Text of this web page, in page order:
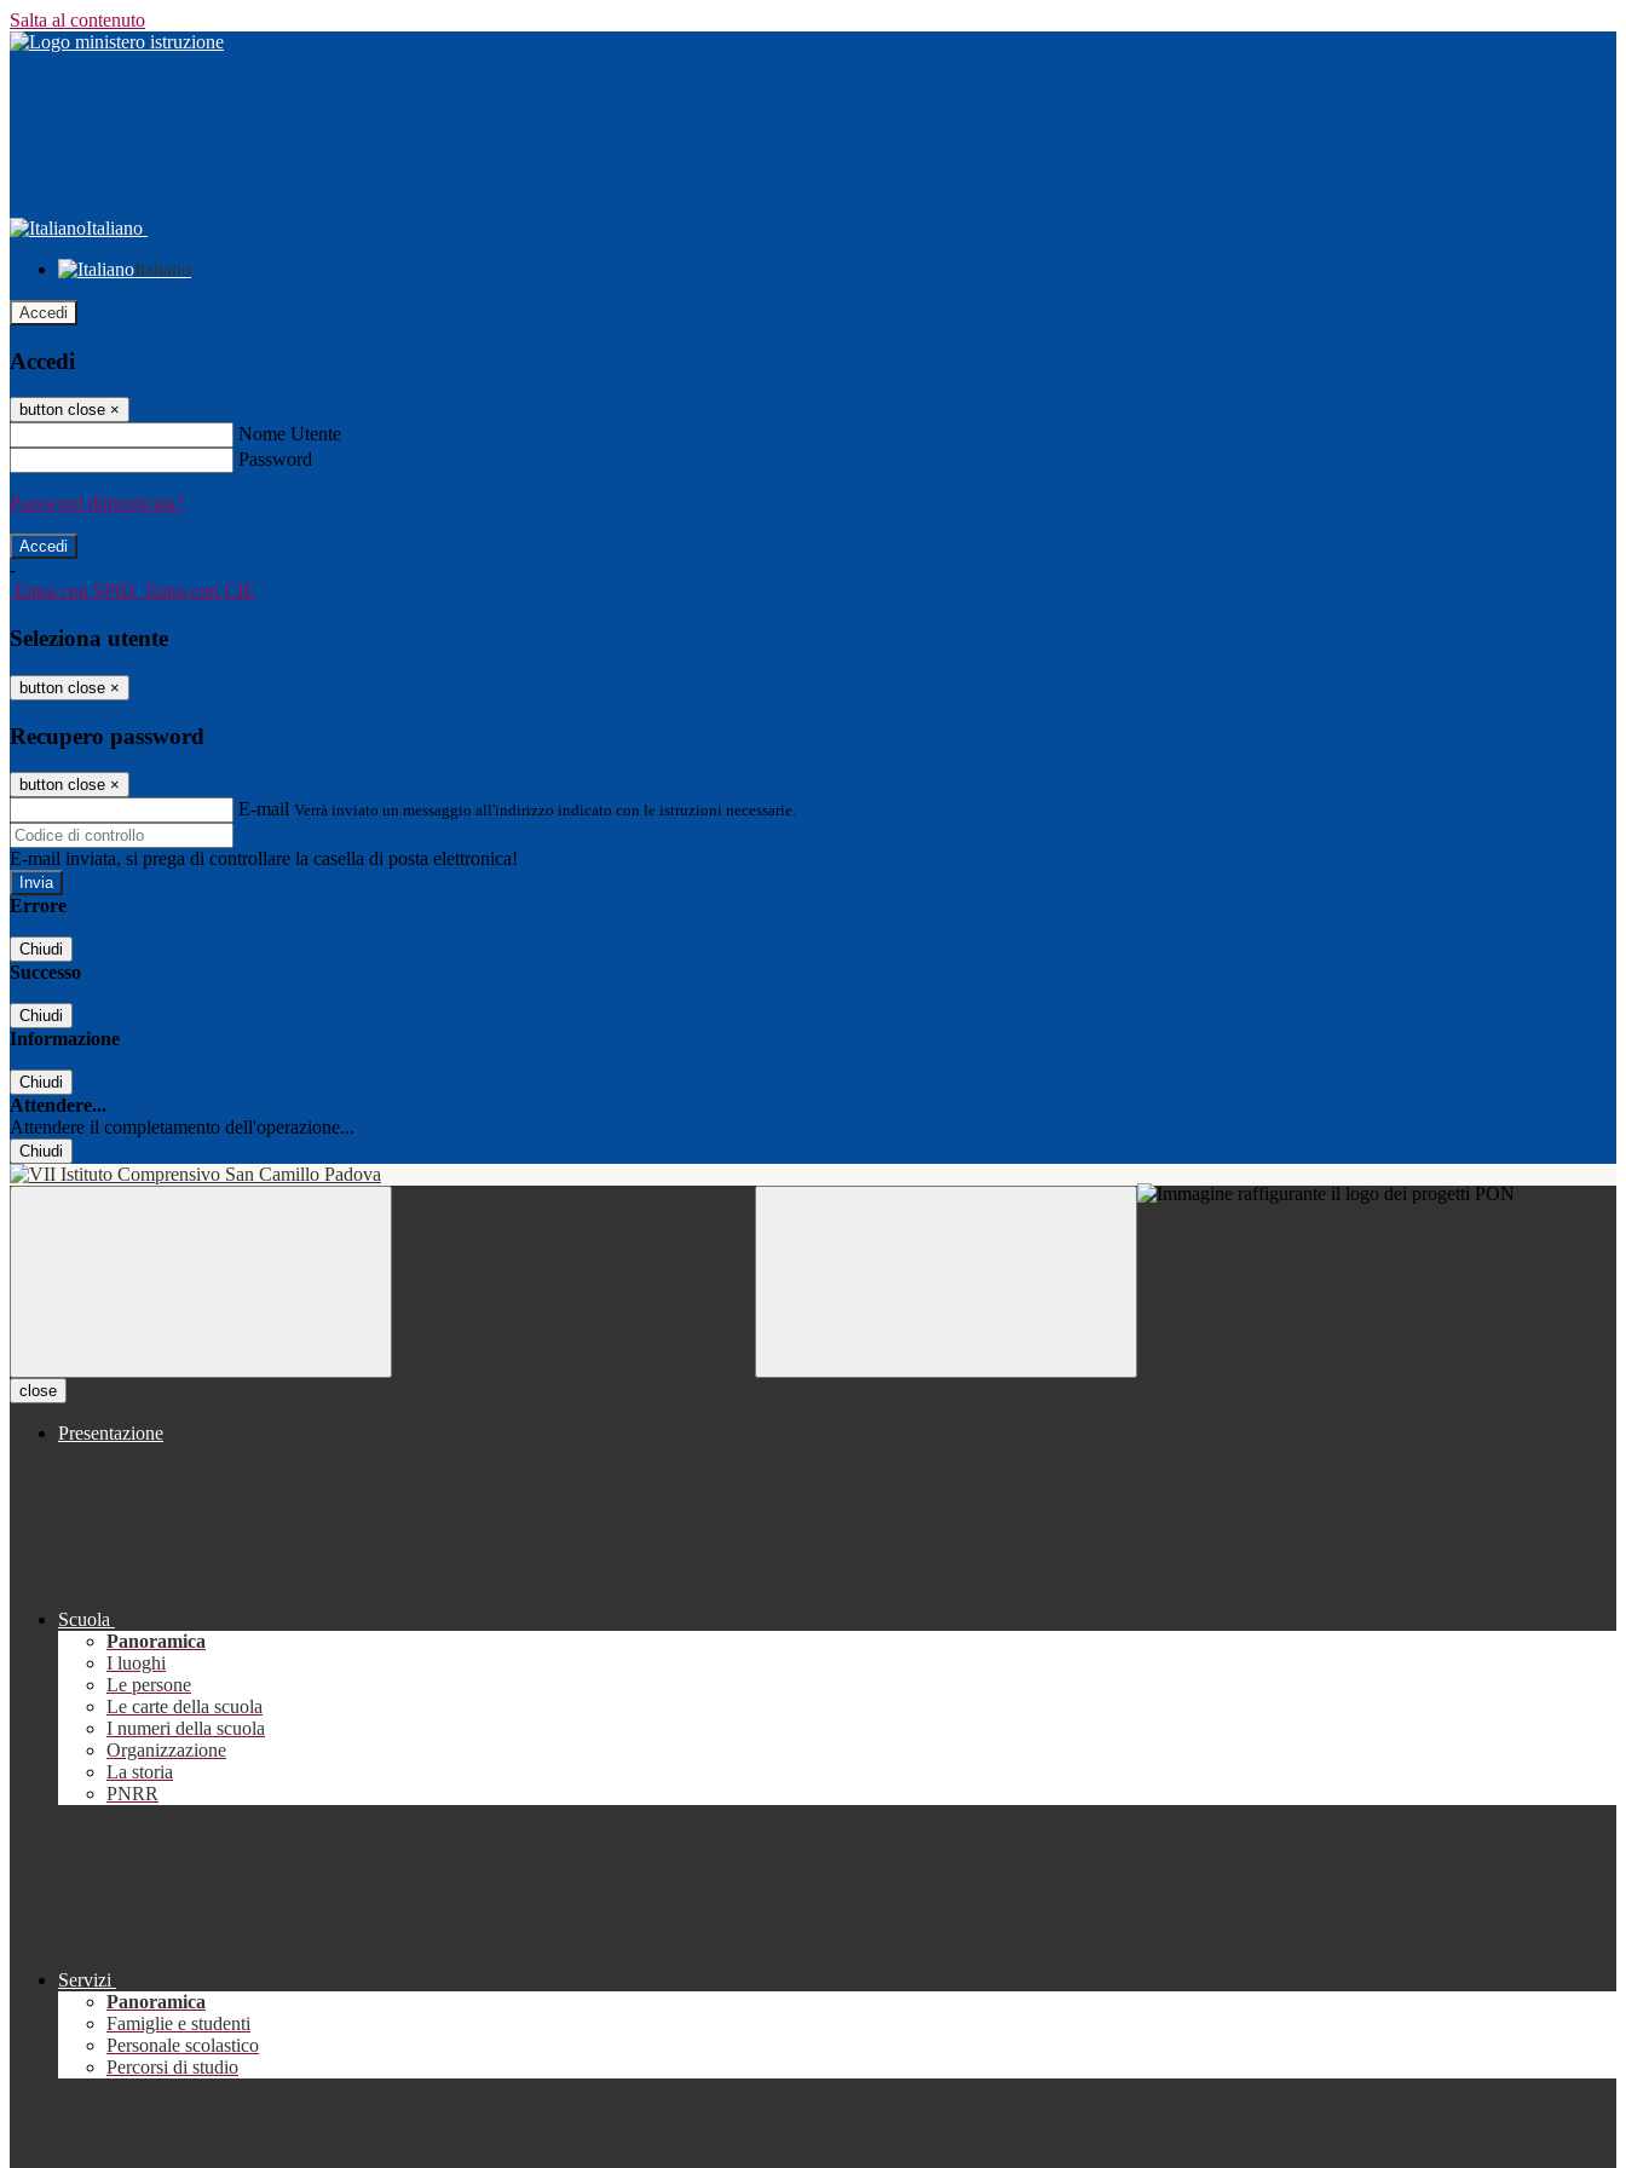
Salta al contenuto
Italiano
Italiano
Accedi
Accedi
button close ×
Nome Utente
Password
Password dimenticata?
-
Entra con SPID Entra con CIE
Seleziona utente
button close ×
Recupero password
button close ×
E-mail Verrà inviato un messaggio all'indirizzo indicato con le istruzioni necessarie.
E-mail inviata, si prega di controllare la casella di posta elettronica!
Errore
Chiudi
Successo
Chiudi
Informazione
Chiudi
Attendere...
Attendere il completamento dell'operazione...
Chiudi
close
Presentazione
Scuola
Panoramica
I luoghi
Le persone
Le carte della scuola
I numeri della scuola
Organizzazione
La storia
PNRR
Servizi
Panoramica
Famiglie e studenti
Personale scolastico
Percorsi di studio